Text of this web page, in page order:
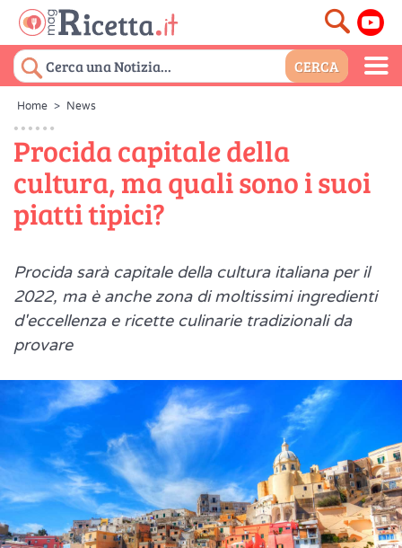
Home > News
Procida capitale della
cultura, ma quali sono i suoi
piatti tipici?
Procida sarà capitale della cultura italiana per il
2022, ma è anche zona di moltissimi ingredienti
d'eccellenza e ricette culinarie tradizionali da
provare